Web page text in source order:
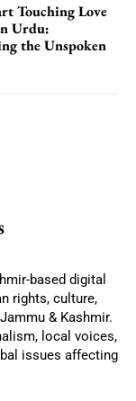
Touching Love
Urdu:
the Unspoken
based digital
rights, culture,
& Kashmir.
local voices,
issues affecting